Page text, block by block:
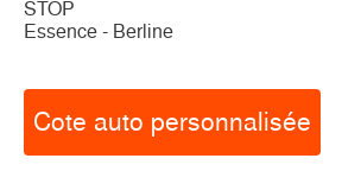
STOP
Essence - Berline
Cote auto personnalisée